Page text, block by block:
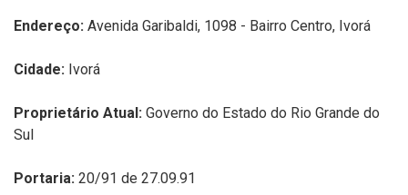
Endereço: Avenida Garibaldi, 1098 - Bairro Centro, Ivorá
Cidade: Ivorá
Proprietário Atual: Governo do Estado do Rio Grande do
Sul
Portaria: 20/91 de 27.09.91